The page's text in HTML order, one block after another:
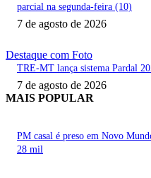
parcial na segunda-feira (10)
7 de agosto de 2026
Destaque com Foto
TRE-MT lança sistema Pardal
7 de agosto de 2026
MAIS POPULAR
PM casal é preso em Novo
28 mil